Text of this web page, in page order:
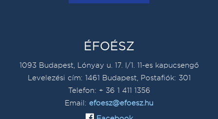
ÉFOÉSZ
1093 Budapest, Lónyay u. 17. I/1. 11-es kapucsengő
Levelezési cím: 1461 Budapest, Postafiók: 301
Telefon: + 36 1 411 1356
Email: efoesz@efoesz.hu